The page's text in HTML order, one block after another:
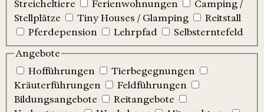
Streicheltiere Ferienwohnungen
Camping /
Stellplätze
Tiny Houses / Glamping
Reitstall
Pferdepension
Lehrpfad
Selbsterntefeld
Angebote
Hofführungen
Tierbegegnungen
Kräuterführungen
Feldführungen
Bildungsangebote
Reitangebote